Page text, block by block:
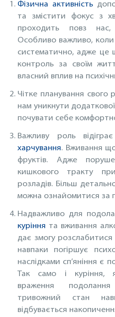
Фізична активність
та змістити фокус з
проходить повз
Особливо важливо,
систематично, адже це
контроль за своїм
власний вплив на
Чітке планування
нам уникнути
почувати себе
Важливу роль
харчування. Вживання
фруктів. Адже
кишкового тракту
розладів. Більш
можна ознайомитися за
Надважливо для
куріння та вживання
дає змогу
навпаки погіршує
наслідками сп’яніння є
Так само і куріння,
враження
тривожний стан
відбувається